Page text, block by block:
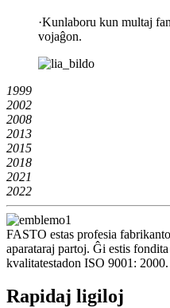
·Kunlaboru kun multaj
vojaĝon.
1999
2002
2008
2013
2015
2018
2021
2022
FASTO estas profesia
aparataraj partoj. Ĝi estis
kvalitatestadon ISO 9001: 2000.
Rapidaj ligiloj